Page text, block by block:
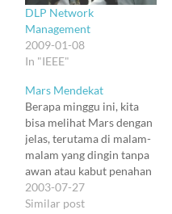
DLP Network
Management
2009-01-08
In "IEEE"
Mars Mendekat
Berapa minggu ini, kita
bisa melihat Mars dengan
jelas, terutama di malam-
malam yang dingin tanpa
awan atau kabut penahan
panas. Waktu terbit
setelah matahari
2003-07-27
Similar post